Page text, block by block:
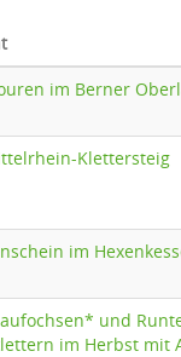
im Berner
Klettersteig
im
und
im Herbst mit